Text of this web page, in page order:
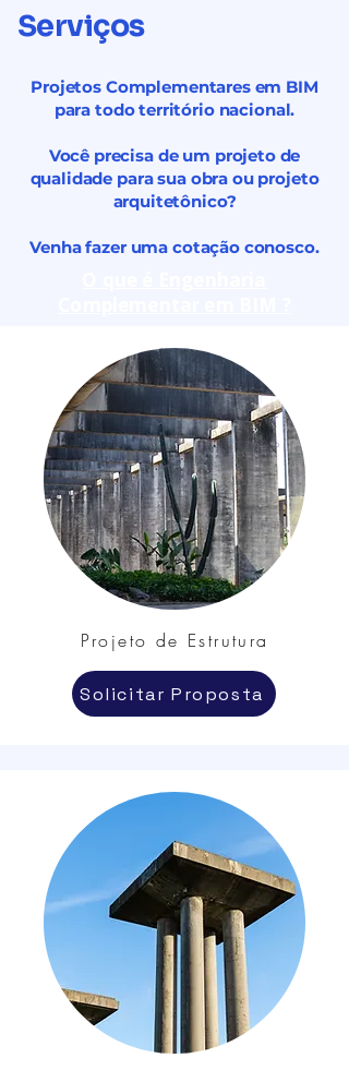
Serviços
Projetos Complementares em BIM
para todo território nacional.
Você precisa de um projeto de
qualidade para sua obra ou projeto
arquitetônico?
Venha fazer uma cotação conosco.
Projeto de Estrutura
Solicitar Proposta